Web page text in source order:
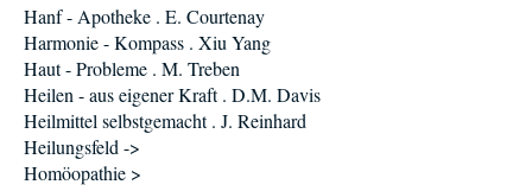
Hanf - Apotheke . E. Courtenay
Harmonie - Kompass . Xiu Yang
Haut - Probleme . M. Treben
Heilen - aus eigener Kraft . D.M. Davis
Heilmittel selbstgemacht . J. Reinhard
Heilungsfeld ->
Homöopathie >